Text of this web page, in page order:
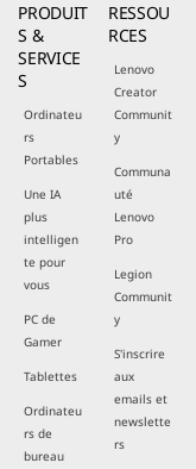
PRODUIT
S &
SERVICE
S
Ordinateu
rs
Portables
Une IA
plus
intelligen
te pour
vous
PC de
Gamer
Tablettes
Ordinateu
rs de
bureau
RESSOU
RCES
Lenovo
Creator
Communit
y
Communa
uté
Lenovo
Pro
Legion
Communit
y
S'inscrire
aux
emails et
newslette
rs